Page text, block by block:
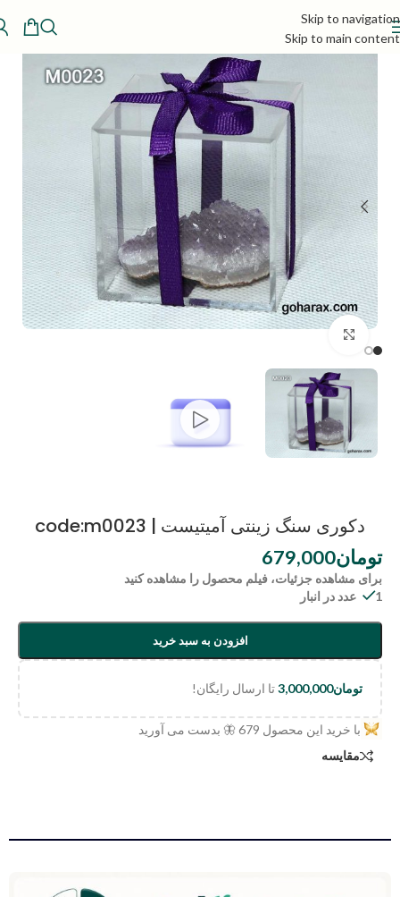
Skip to navigation
Skip to main content
دکوری سنگ زینتی آمیتیست | code:m0023
تومان679,000
برای مشاهده جزئیات، فیلم محصول را مشاهده کنید
1 عدد در انبار
افزودن به سبد خرید
تومان3,000,000تا ارسال رایگان!
با خرید این محصول 679 🦋 بدست می آورید
مقایسه